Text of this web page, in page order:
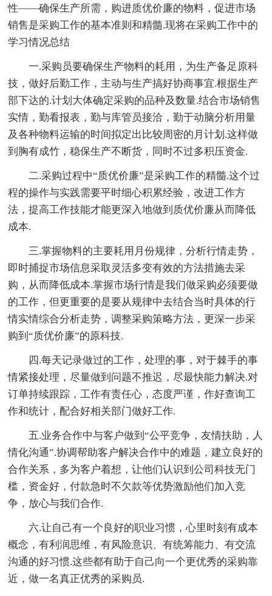
性——确保生产所需，购进质优价廉的物料，促进市场
销售是采购工作的基本准则和精髓.现将在采购工作中的
学习情况总结
一.采购员要确保生产物料的耗用，为生产备足原科
技，做好后勤工作，主动与生产搞好协商事宜.根据生产
部下达的.计划大体确定采购的品种及数量.结合市场销售
实情，勤看报表，勤与库管员接洽，勤于动脑分析用量
及各种物料运输的时间拟定出比较周密的月计划.这样做
到胸有成竹，稳保生产不断货，同时不过多积压资金.
二.采购过程中“质优价廉”是采购工作的精髓.这个过
程的操作与实践需要平时细心积累经验，改进工作方
法，提高工作技能才能更深入地做到质优价廉从而降低
成本.
三.掌握物料的主要耗用月份规律，分析行情走势，
即时捕捉市场信息采取灵活多变有效的方法措施去采
购，从而降低成本.掌握市场行情是我们做采购必须要做
的工作，但更重要的是要从规律中去结合当时具体的行
情实情综合分析走势，调整采购策略方法，更深一步采
购到“质优价廉”的原科技.
四.每天记录做过的工作，处理的事，对于棘手的事
情紧接处理，尽量做到问题不推迟，尽最快能力解决.对
订单持续跟踪，工作有责任心，态度严谨，作好查询工
作和统计，配合好相关部门做好工作.
五.业务合作中与客户做到“公平竞争，友情扶助，人
情化沟通”.协调帮助客户解决合作中的难题，建立良好的
合作关系，多为客户着想，让他们认识到公司科技无门
槛，资金好，付款急时不欠款等优势激励他们加入竞
争，放心与我们合作.
六.让自己有一个良好的职业习惯，心里时刻有成本
概念，有利润思维，有风险意识、有统筹能力、有交流
沟通的好习惯.这些都有助于自己向一个更优秀的采购靠
近，做一名真正优秀的采购员.